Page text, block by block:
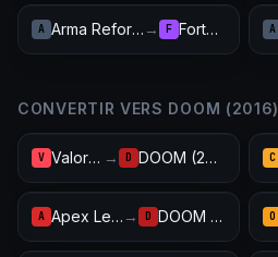
A Arma Reforger → F Fortnite A
CONVERTIR VERS DOOM (2016)
V Valorant → D DOOM (2016) C
A Apex Legends → D DOOM (2016) O